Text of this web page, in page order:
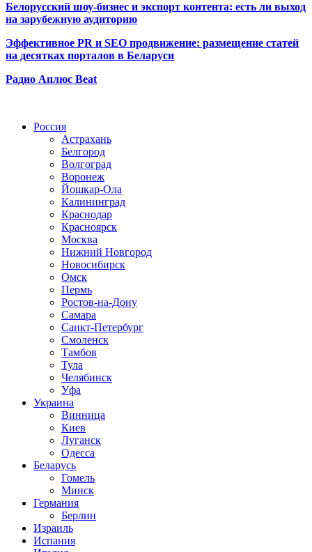
Белорусский шоу-бизнес и экспорт контента: есть ли выход
на зарубежную аудиторию
Эффективное PR и SEO продвижение: размещение статей
на десятках порталов в Беларуси
Радио Аплюс Beat
Россия
Астрахань
Белгород
Волгоград
Воронеж
Йошкар-Ола
Калининград
Краснодар
Красноярск
Москва
Нижний Новгород
Новосибирск
Омск
Пермь
Ростов-на-Дону
Самара
Санкт-Петербург
Смоленск
Тамбов
Тула
Челябинск
Уфа
Украина
Винница
Киев
Луганск
Одесса
Беларусь
Гомель
Минск
Германия
Берлин
Израиль
Испания